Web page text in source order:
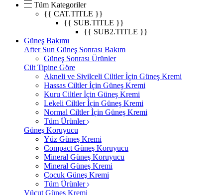
Tüm Kategoriler
{{ CAT.TITLE }}
{{ SUB.TITLE }}
{{ SUB2.TITLE }}
Güneş Bakımı
After Sun Güneş Sonrası Bakım
Güneş Sonrası Ürünler
Cilt Tipine Göre
Akneli ve Sivilceli Ciltler İçin Güneş Kremi
Hassas Ciltler İçin Güneş Kremi
Kuru Ciltler İçin Güneş Kremi
Lekeli Ciltler İçin Güneş Kremi
Normal Ciltler İçin Güneş Kremi
Tüm Ürünler
Güneş Koruyucu
Yüz Güneş Kremi
Compact Güneş Koruyucu
Mineral Güneş Koruyucu
Mineral Güneş Kremi
Çocuk Güneş Kremi
Tüm Ürünler
Vücut Güneş Kremi